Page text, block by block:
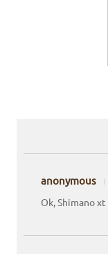
anonymous
Ok, Shimano xt